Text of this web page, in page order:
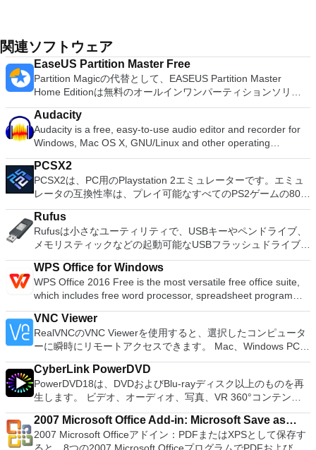
関連ソフトウェア
EaseUS Partition Master Free
Partition Magicの代替として、EASEUS Partition Master
Home Editionは無料のオールインワンパーティションソリュ
ーションおよびディスク管理ユーティリティです。パーティシ
ョンの拡張（特にシステムドライブ用）、ディスク領域の管
理、MBRおよびGUIDパーティションテーブル（GPT）ディス
クのディスク領域不足の問題の解決を可能にします。 パーテ
ィションのサイズ変更/移動システムドライブを拡張するディ
スクとパーティションをコピーパーティションをマージ分割パ
ーティション空き領域を再分配するダイナミックディスクの変
換パーティションを回復する
Audacity
Audacity is a free, easy-to-use audio editor and recorder for
Windows, Mac OS X, GNU/Linux and other operating
systems. You can use Audacity to: Record live audio. Convert
tapes and records into digital recordings or CDs. Edit Ogg
Vorbis, MP3, WAV or AIFF sound files. Cut, copy, splice or mix
sounds together. Change the speed or pitch of a recording.
Add new effects with LADSPA plug-ins. And more!
PCSX2
PCSX2は、PC用のPlaystation 2エミュレーターです。エミュ
レータの互換性率は、プレイ可能なすべてのPS2ゲームの80％
以上を誇っています。かなり強力なコンピューターを所有して
いる場合、PCSX2は優れたエミュレーターです。また、この
アプリケーションはローエンドコンピューターのサポートも提
供するため、Playstation 2コンソールのすべての所有者は、
PCで動作するゲームを見ることができます。 PCSX2エミュレ
ーターを使用すると、PS2コントローラーを使用して、本物の
プレイステーション体験をシミュレートできます。このアプリ
ケーションでは、ディスクからゲームを直接実行することも、
ハードドライブからISOイメージとして実行することもできま
す。 主な機能は次のとおりです。 Savestates：ボタンを1つ
押すだけで、ゲームの現在の「状態」を保存できます。 無制
限のメモリーカード：好きなだけメモリーカードを保存でき、
8MBから64MBまでの単一の物理カードに制限されなくなりま
した。 高解像度グラフィックス：PCSX2を使用すると、
1080pまたは4K HDでゲームをプレイできます。 全体とし
ゲームを高い精度でエミュレートでき、Windowsとエミュレ
ーターを切り替えることができます。欠点は、高速ゲームに苦
Rufus
Rufusは小さなユーティリティで、USBキーやペンドライブ、
メモリスティックなどの起動可能なUSBフラッシュドライブを
フォーマットおよび作成できます。 Rufusは、次のシナリオで
役立ちます。 Windows、Linux、およびUEFI用の起動可能な
ISOからUSBインストールメディアを作成する必要がある場
合。 OSがインストールされていないシステムで作業する必要
がある場合。 BIOSまたはその他のファームウェアをDOSから
フラッシュする必要がある場合。 低レベルのユーティリティ
を実行する必要がある場合。 Rufusは次の* ISOで動作しま
す：Arch Linux、Archbang、BartPE / pebuilder、CentOS、
Damn Small Linux、Fedora、FreeDOS、Gentoo、
gNewSense、Hiren&#39;s Boot CD、LiveXP、Knoppix、
Kubuntu、Linux Mint、NT Password Registry Editor、
OpenSUSE、Parted Magic、Slackware、Tails、Trinity
Rescue Kit、Ubuntu、Ultimate Boot CD、Windows XP（SP2
以降）、Windows Server 2003 R2、Windows Vista、
Windows 7、Windows 8。 *このリストは完全ではありませ
WPS Office for Windows
WPS Office 2016 Free is the most versatile free office suite,
which includes free word processor, spreadsheet program
and presentation maker. With these three programs you will
easily be able to deal with any office related tasks. WPS
Office 2016 Free has multiple language support for English,
French, German, Spanish, Portuguese,Russian and Polish
languages. To switch between languages requires only a
single click! Despite being a free suite, WPS Office comes
with many innovative features, such as the paragraph
adjustment tool and multiple tabbed feature. It also has a PDF
converter, spell check and word count feature. WPS Office
2016 Personal Edition supports switching language UI,File
Roaming and Docer online templates. Key features include:
VNC Viewer
RealVNCのVNC Viewerを使用すると、選択したコンピュータ
ーに瞬時にリモートアクセスできます。 Mac、Windows PC、
またはLinuxマシン、世界中のどこからでも。 VNC Viewerを
使用すると、コンピューターのデスクトップを表示したり、コ
ンピューターの前に直接座っているかのようにマウスとキーボ
ードを制御したりできます。 VNC Viewerは、インストールと
使用が簡単です。制御したいデバイスでインストーラーを実行
し、指示に従ってください。オプションで、Windowsでのリ
モート展開に使用可能なMSIがあります。デスクトッププラッ
CyberLink PowerDVD
PowerDVD18は、DVDおよびBlu-rayディスク以上のものを再
生します。 ビデオ、オーディオ、写真、VR 360°コンテン
ツ、さらにはYouTubeやVimeoにとっても、PowerDVD18は重
要なエンターテイメントの仲間です。 Ultra HD HDR TVとサ
ラウンドサウンドシステムの可能性を解き放ち、360°ビデオ
2007 Microsoft Office Add-in: Microsoft Save as
PDF or XPS
2007 Microsoft Officeアドイン：PDFまたはXPSとして保存す